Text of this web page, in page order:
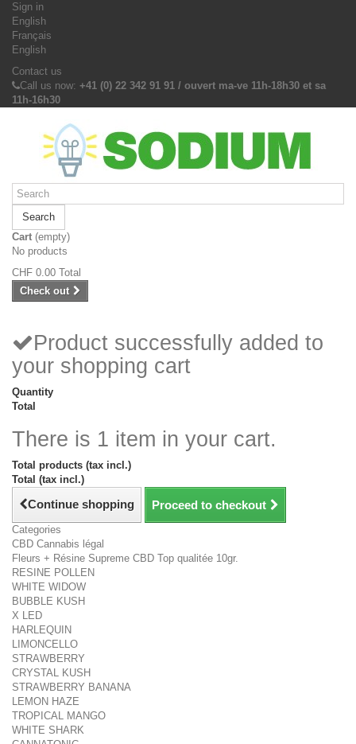
Sign in
English
Français
English
Contact us
Call us now: +41 (0) 22 342 91 91 / ouvert ma-ve 11h-18h30 et sa
11h-16h30
Search
Cart (empty)
No products
CHF 0.00 Total
Check out
Product successfully added to
your shopping cart
Quantity
Total
There is 1 item in your cart.
Total products (tax incl.)
Total (tax incl.)
Continue shopping Proceed to checkout
Categories
CBD Cannabis légal
Fleurs + Résine Supreme CBD Top qualitée 10gr.
RESINE POLLEN
WHITE WIDOW
BUBBLE KUSH
X LED
HARLEQUIN
LIMONCELLO
STRAWBERRY
CRYSTAL KUSH
STRAWBERRY BANANA
LEMON HAZE
TROPICAL MANGO
WHITE SHARK